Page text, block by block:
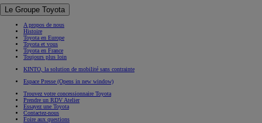
Le Groupe Toyota
A propos de nous
Histoire
Toyota en Europe
Toyota et vous
Toyota en France
Toujours plus loin
KINTO, la solution de mobilité sans contrainte
Espace Presse (Opens in new window)
Trouvez votre concessionnaire Toyota
Prendre un RDV Atelier
Essayez une Toyota
Contactez-nous
Foire aux questions